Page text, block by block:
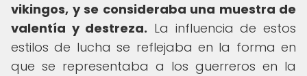
vikingos, y se consideraba una muestra de
valentía y destreza. La influencia de estos
estilos de lucha se reflejaba en la forma en
que se representaba a los guerreros en la